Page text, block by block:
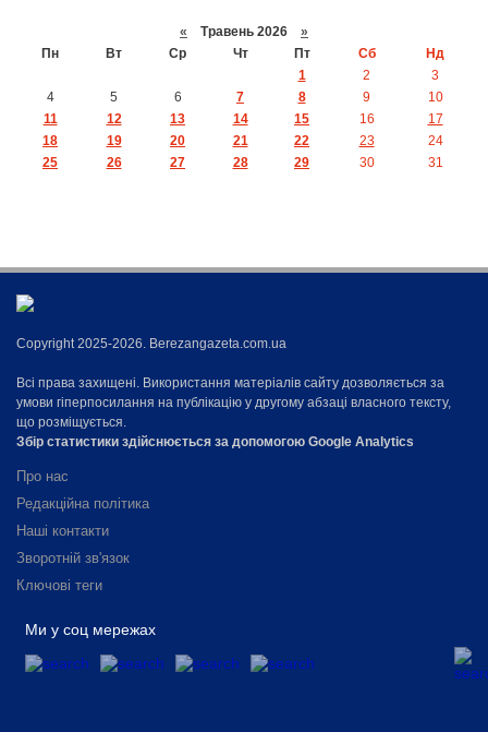
« Травень 2026 »
Пн
Вт Ср Чт Пт Сб
Нд
1
2
3
4
5 6 7 8 9
10
11
12 13 14 15 16
17
18
19 20 21 22 23
24
25
26 27 28 29 30 31
Copyright 2025-2026. Berezangazeta.com.ua
Всі права захищені. Використання матеріалів сайту дозволяється за
умови гіперпосилання на публікацію у другому абзаці власного тексту,
що розміщується.
Збір статистики здійснюється за допомогою Google Analytics
Про нас
Редакційна політика
Наші контакти
Зворотній зв'язок
Ключові теги
Ми у соц мережах